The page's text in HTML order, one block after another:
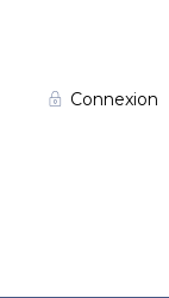
Connexion